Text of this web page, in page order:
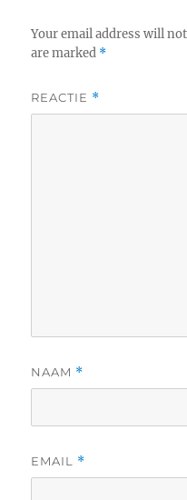
Your email address will
are marked *
REACTIE *
NAAM *
EMAIL *